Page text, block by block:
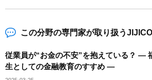
この分野の専門家が取り扱う
従業員が“お金の不安”を抱えている？ ―
生としての金融教育のすすめ ―